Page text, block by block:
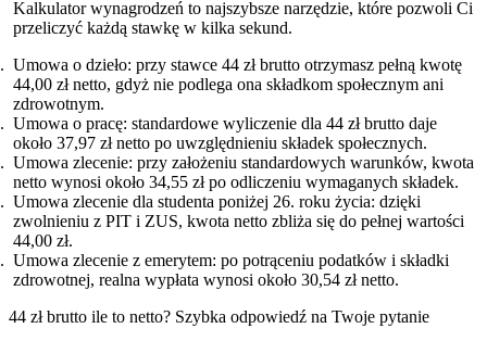
Kalkulator wynagrodzeń to najszybsze narzędzie, które pozwoli Ci
przeliczyć każdą stawkę w kilka sekund.
Umowa o dzieło: przy stawce 44 zł brutto otrzymasz pełną kwotę
44,00 zł netto, gdyż nie podlega ona składkom społecznym ani
zdrowotnym.
Umowa o pracę: standardowe wyliczenie dla 44 zł brutto daje
około 37,97 zł netto po uwzględnieniu składek społecznych.
Umowa zlecenie: przy założeniu standardowych warunków, kwota
netto wynosi około 34,55 zł po odliczeniu wymaganych składek.
Umowa zlecenie dla studenta poniżej 26. roku życia: dzięki
zwolnieniu z PIT i ZUS, kwota netto zbliża się do pełnej wartości
44,00 zł.
Umowa zlecenie z emerytem: po potrąceniu podatków i składki
zdrowotnej, realna wypłata wynosi około 30,54 zł netto.
44 zł brutto ile to netto? Szybka odpowiedź na Twoje pytanie